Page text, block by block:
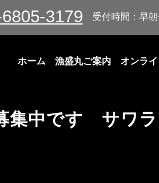
3179 受付時間：早
ホーム 漁盛丸ご案内 オンラ
集中です サワ